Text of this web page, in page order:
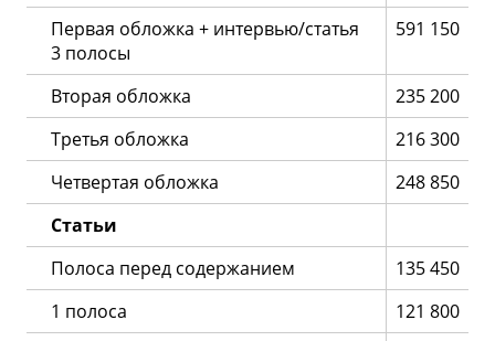
Первая обложка + интервью/статья
3 полосы
591 150
Вторая обложка
235 200
Третья обложка
216 300
Четвертая обложка
248 850
Статьи
Полоса перед содержанием
135 450
1 полоса
121 800